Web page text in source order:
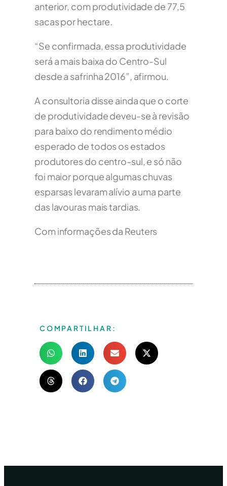
anterior, com produtividade de 77,5
sacas por hectare.
“Se confirmada, essa produtividade
será a mais baixa do Centro-Sul
desde a safrinha 2016”, afirmou.
A consultoria disse ainda que o corte
de produtividade deveu-se à revisão
para baixo do rendimento médio
esperado de todos os estados
produtores do centro-sul, e só não
foi maior porque algumas chuvas
esparsas levaram alívio a uma parte
das lavouras mais tardias.
Com informações da Reuters
COMPARTILHAR: